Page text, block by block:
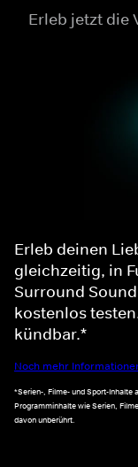
Erleb jetzt die
Erleb deinen
gleichzeitig, in
Surround
kostenlos
kündbar.*
Noch mehr
*Serien-, Filme- und Sport-Inhalte
Programminhalte wie Serien,
davon unberührt.